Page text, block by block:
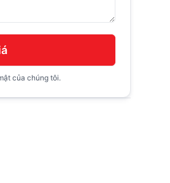
của chúng tôi.